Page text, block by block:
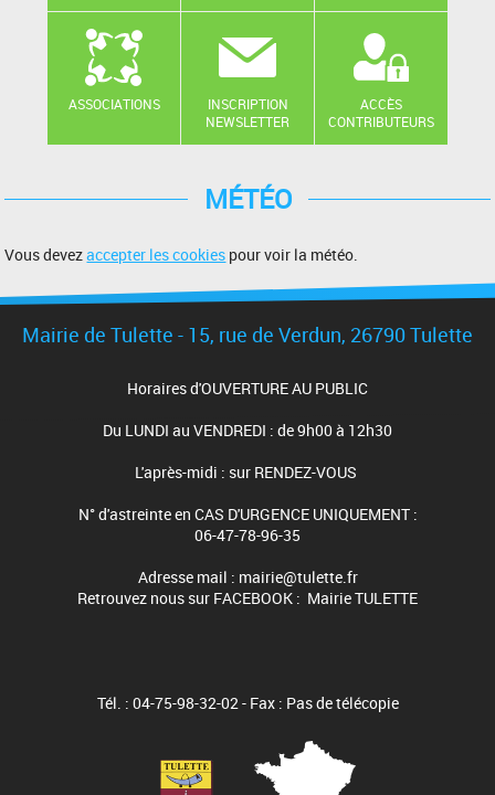
ASSOCIATIONS
INSCRIPTION
NEWSLETTER
ACCÈS
CONTRIBUTEURS
MÉTÉO
Vous devezaccepter les cookies pour voir la météo.
Mairie de Tulette - 15, rue de Verdun, 26790 Tulette
Horaires d'OUVERTURE AU PUBLIC
Du LUNDI au VENDREDI : de 9h00 à 12h30
L'après-midi : sur RENDEZ-VOUS
N° d'astreinte en CAS D'URGENCE UNIQUEMENT :
06-47-78-96-35
Adresse mail : mairie@tulette.fr
Retrouvez nous sur FACEBOOK : Mairie TULETTE
Tél. : 04-75-98-32-02 - Fax : Pas de télécopie